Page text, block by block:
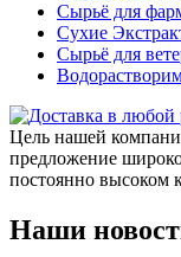
Сырьё для
Сухие
Сырьё для
Цель нашей
предложение
постоянно высоком
Наши